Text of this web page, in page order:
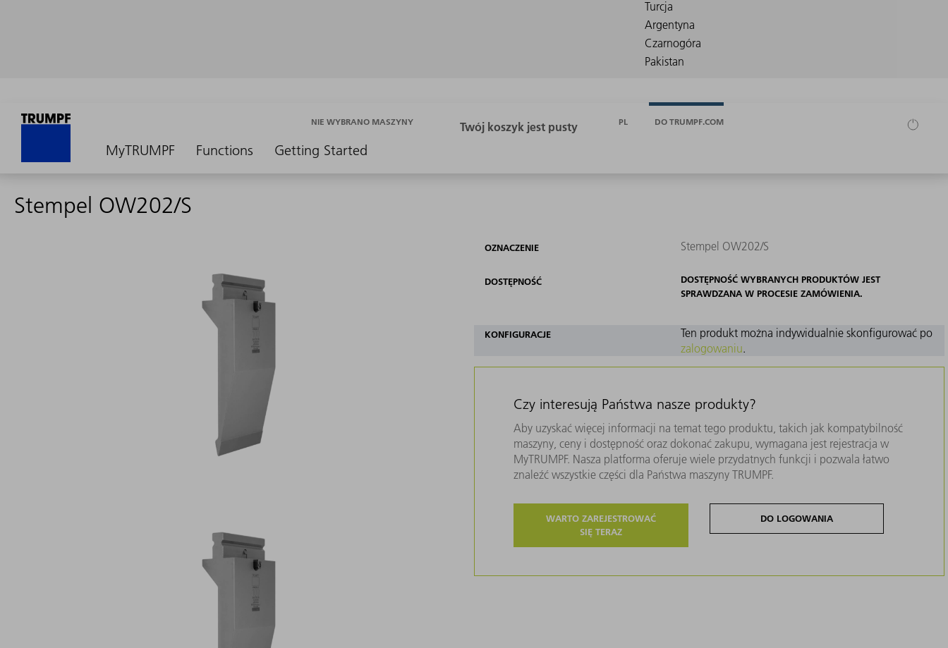
MyTRUMPF Functions Getting Started
NIE WYBRANO MASZYNY PL DO TRUMPF.COM
Stempel OW202/S
OZNACZENIE Stempel OW202/S
DOSTĘPNOŚĆ
DOSTĘPNOŚĆ WYBRANYCH PRODUKTÓW JEST
SPRAWDZANA W PROCESIE ZAMÓWIENIA.
KONFIGURACJE
Ten produkt można indywidualnie skonfigurować po
zalogowaniu.
Czy interesują Państwa nasze produkty?
Aby uzyskać więcej informacji na temat tego produktu, takich jak kompatybilność
maszyny, ceny i dostępność oraz dokonać zakupu, wymagana jest rejestracja w
MyTRUMPF. Nasza platforma oferuje wiele przydatnych funkcji i pozwala łatwo
znaleźć wszystkie części dla Państwa maszyny TRUMPF.
WARTO ZAREJESTROWAĆ
SIĘ TERAZ
DO LOGOWANIA